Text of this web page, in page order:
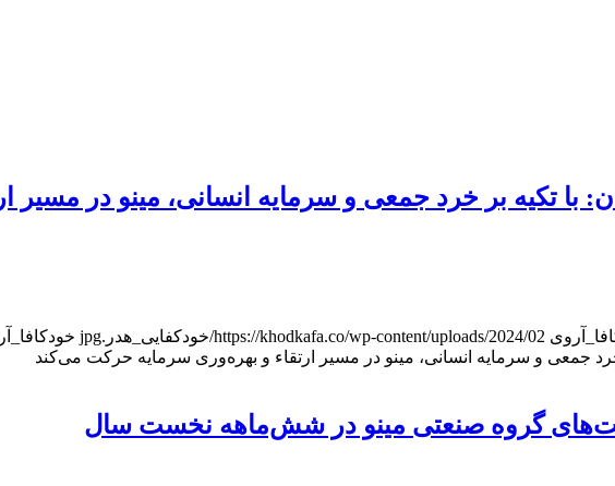
با تکیه بر خرد جمعی و سرمایه انسانی، مینو در مسیر
https://khodkafa.co/wp-content/uploads/2024/02/خودکفایی_هدر.jpg
جمعی و سرمایه انسانی، مینو در مسیر ارتقاء و بهره‌وری سرمایه حرکت می‌کند
گروه صنعتی مینو در شش‌ماهه نخست سال